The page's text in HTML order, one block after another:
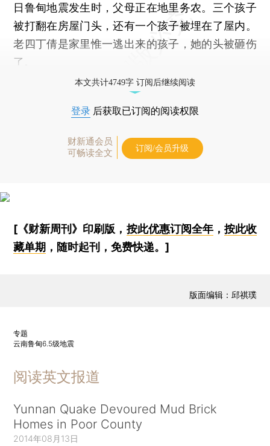
日鲁甸地震发生时，父母正在地里务农。三个孩子
被打翻在房屋门头，还有一个孩子被埋在了屋内。
老四丁倩是家里惟一逃出来的孩子，她的头被砸伤
了。
本文共计4749字 订阅后继续阅读
登录 后获取已订阅的阅读权限
财新通会员
可畅读全文
订阅/会员升级
[《财新周刊》印刷版， 按此优惠订阅全年， 按此收
藏单期 ，随时起刊，免费快递。]
版面编辑：邱祺璞
专题
云南鲁甸6.5级地震
阅读英文报道
Yunnan Quake Devoured Mud Brick
Homes in Poor County
2014年08月13日